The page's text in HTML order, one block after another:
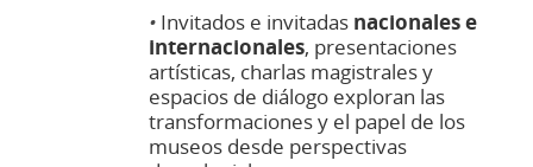
• Invitados e invitadas nacionales e
internacionales, presentaciones
artísticas, charlas magistrales y
espacios de diálogo exploran las
transformaciones y el papel de los
museos desde perspectivas